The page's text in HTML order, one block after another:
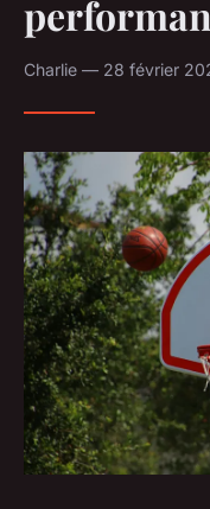
Charlie — 28 février